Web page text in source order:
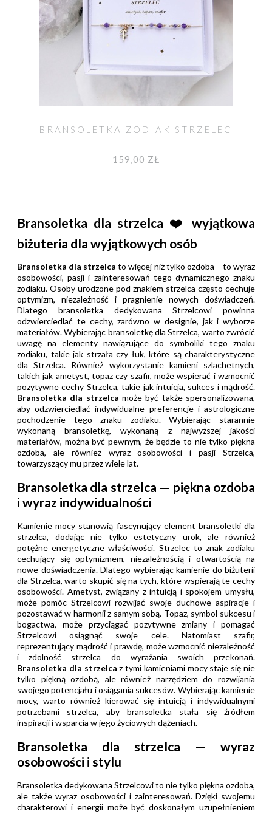
BRANSOLETKA ZODIAK STRZELEC
159,00 ZŁ
Bransoletka dla strzelca ❤️
wyjątkowa
biżuteria dla wyjątkowych osób
Bransoletka dla strzelca to więcej niż tylko ozdoba – to wyraz
osobowości, pasji i zainteresowań tego dynamicznego znaku
zodiaku. Osoby urodzone pod znakiem strzelca często cechuje
optymizm, niezależność i pragnienie nowych doświadczeń.
Dlatego bransoletka dedykowana Strzelcowi powinna
odzwierciedlać te cechy, zarówno w designie, jak i wyborze
materiałów. Wybierając bransoletkę dla Strzelca, warto zwrócić
uwagę na elementy nawiązujące do symboliki tego znaku
zodiaku, takie jak strzała czy łuk, które są charakterystyczne
dla Strzelca. Również wykorzystanie kamieni szlachetnych,
takich jak ametyst, topaz czy szafir, może wspierać i wzmocnić
pozytywne cechy Strzelca, takie jak intuicja, sukces i mądrość.
Bransoletka dla strzelca może być także spersonalizowana,
aby odzwierciedlać indywidualne preferencje i astrologiczne
pochodzenie tego znaku zodiaku. Wybierając starannie
wykonaną bransoletkę, wykonaną z najwyższej jakości
materiałów, można być pewnym, że będzie to nie tylko piękna
ozdoba, ale również wyraz osobowości i pasji Strzelca,
towarzyszący mu przez wiele lat.
Bransoletka dla strzelca — piękna ozdoba
i wyraz indywidualności
Kamienie mocy stanowią fascynujący element bransoletki dla
strzelca, dodając nie tylko estetyczny urok, ale również
potężne energetyczne właściwości. Strzelec to znak zodiaku
cechujący się optymizmem, niezależnością i otwartością na
nowe doświadczenia. Dlatego wybierając kamienie do biżuterii
dla Strzelca, warto skupić się na tych, które wspierają te cechy
osobowości. Ametyst, związany z intuicją i spokojem umysłu,
może pomóc Strzelcowi rozwijać swoje duchowe aspiracje i
pozostawać w harmonii z samym sobą. Topaz, symbol sukcesu i
bogactwa, może przyciągać pozytywne zmiany i pomagać
Strzelcowi osiągnąć swoje cele. Natomiast szafir,
reprezentujący mądrość i prawdę, może wzmocnić niezależność
i zdolność strzelca do wyrażania swoich przekonań.
Bransoletka dla strzelcaz tymi kamieniami mocy staje się nie
tylko piękną ozdobą, ale również narzędziem do rozwijania
swojego potencjału i osiągania sukcesów. Wybierając kamienie
mocy, warto również kierować się intuicją i indywidualnymi
potrzebami strzelca, aby bransoletka stała się źródłem
inspiracji i wsparcia w jego życiowych dążeniach.
Bransoletka dla strzelca — wyraz
osobowości i stylu
Bransoletka dedykowana Strzelcowi to nie tylko piękna ozdoba,
ale także wyraz osobowości i zainteresowań. Dzięki swojemu
charakterowi i energii może być doskonałym uzupełnieniem